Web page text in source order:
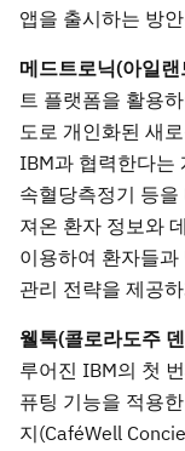
앱을 출시하는 방
메드트로닉(아일
트 플랫폼을 활용
도로 개인화된 새
IBM과 협력한다는
속혈당측정기 등
져온 환자 정보와
이용하여 환자들
관리 전략을 제공
웰톡(콜로라도주
루어진 IBM의 첫
퓨팅 기능을 적용
지(CaféWell